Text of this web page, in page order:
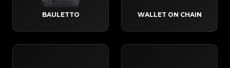
BAULETTO WALLET ON CHAIN